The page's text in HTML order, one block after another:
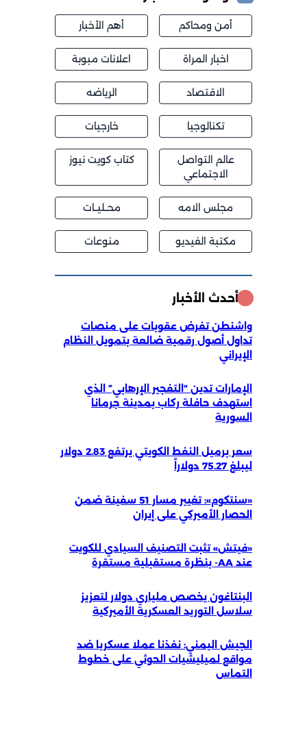
أمن ومحاكم أهم الأخبار
اخبار المراة اعلانات مبوبة
الاقتصاد الرياضه
تكنالوجيا خارجيات
عالم التواصل
الاجتماعي
كتاب كويت نيوز
مجلس الامه محــليــات
مكتبة الفيديو منوعات
أحدث الأخبار
واشنطن تفرض عقوبات على منصات
تداول أصول رقمية ضالعة بتمويل النظام
الإيراني
الإمارات تدين “التفجير الإرهابي” الذي
استهدف حافلة ركاب بمدينة جرمانا
السورية
سعر برميل النفط الكويتي يرتفع 2.83 دولار
ليبلغ 75.27 دولاراً
«سنتكوم»: تغيير مسار 51 سفينة ضمن
الحصار الأميركي على إيران
«فيتش» تثبت التصنيف السيادي للكويت
عند AA- بنظرة مستقبلية مستقرة
البنتاغون يخصص ملياري دولار لتعزيز
سلاسل التوريد العسكرية الأميركية
الجيش اليمني: نفذنا عملا عسكريا ضد
مواقع لميليشيات الحوثي على خطوط
التماس